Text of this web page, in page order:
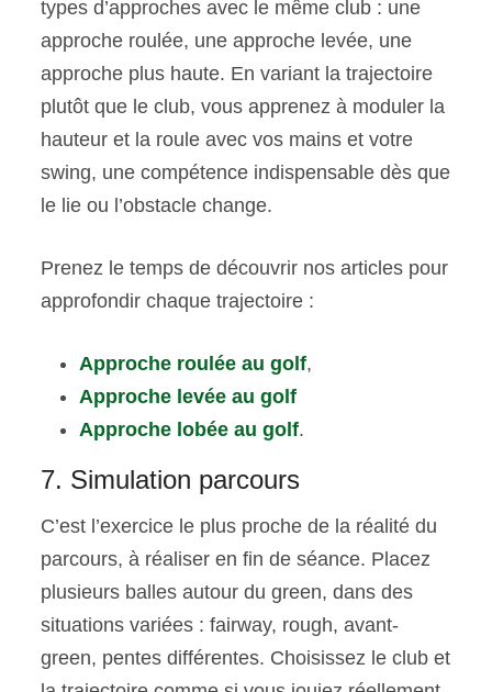
types d’approches avec le même club : une
approche roulée, une approche levée, une
approche plus haute. En variant la trajectoire
plutôt que le club, vous apprenez à moduler la
hauteur et la roule avec vos mains et votre
swing, une compétence indispensable dès que
le lie ou l’obstacle change.
Prenez le temps de découvrir nos articles pour
approfondir chaque trajectoire :
Approche roulée au golf,
Approche levée au golf
Approche lobée au golf.
7. Simulation parcours
C’est l’exercice le plus proche de la réalité du
parcours, à réaliser en fin de séance. Placez
plusieurs balles autour du green, dans des
situations variées : fairway, rough, avant-
green, pentes différentes. Choisissez le club et